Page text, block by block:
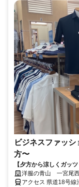
ビジネスファッ
方〜
【夕方から涼しくガッ
シフトです♪
洋服の青山 一宮尾
アクセス 県道18号線